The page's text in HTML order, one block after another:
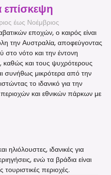
επίσκεψη
έως Νοέμβριος
εποχών, ο καιρός είναι
την Αυστραλία, αποφεύγοντας
στο νότο και την έντονη
και τους ψυχρότερους
συνήθως μικρότερα από την
το ιδανικό για την
και εθνικών πάρκων με
ηλιόλουστες, ιδανικές για
ενώ τα βράδια είναι
περιοχές.